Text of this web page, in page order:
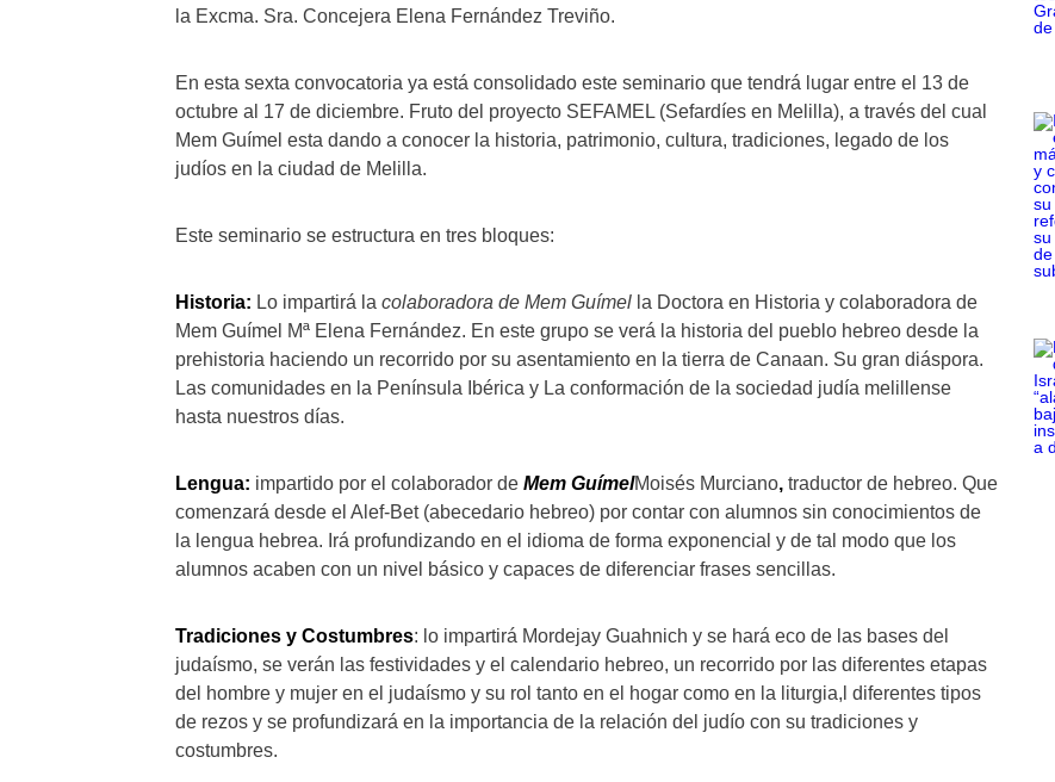
la Excma. Sra. Concejera Elena Fernández Treviño.
En esta sexta convocatoria ya está consolidado este seminario que tendrá lugar entre el 13 de
octubre al 17 de diciembre. Fruto del proyecto SEFAMEL (Sefardíes en Melilla), a través del cual
Mem Guímel esta dando a conocer la historia, patrimonio, cultura, tradiciones, legado de los
judíos en la ciudad de Melilla.
Este seminario se estructura en tres bloques:
Historia: Lo impartirá la colaboradora de Mem Guímel la Doctora en Historia y colaboradora de
Mem Guímel Mª Elena Fernández. En este grupo se verá la historia del pueblo hebreo desde la
prehistoria haciendo un recorrido por su asentamiento en la tierra de Canaan. Su gran diáspora.
Las comunidades en la Península Ibérica y La conformación de la sociedad judía melillense
hasta nuestros días.
Lengua: impartido por el colaborador de Mem GuímelMoisés Murciano, traductor de hebreo. Que
comenzará desde el Alef-Bet (abecedario hebreo) por contar con alumnos sin conocimientos de
la lengua hebrea. Irá profundizando en el idioma de forma exponencial y de tal modo que los
alumnos acaben con un nivel básico y capaces de diferenciar frases sencillas.
Tradiciones y Costumbres: lo impartirá Mordejay Guahnich y se hará eco de las bases del
judaísmo, se verán las festividades y el calendario hebreo, un recorrido por las diferentes etapas
del hombre y mujer en el judaísmo y su rol tanto en el hogar como en la liturgia,l diferentes tipos
de rezos y se profundizará en la importancia de la relación del judío con su tradiciones y
costumbres.